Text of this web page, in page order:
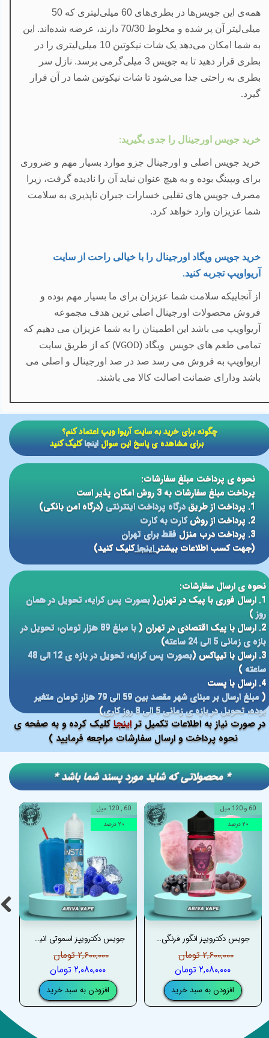
همه‌ی این جویس‌ها در بطری‌های 60 میلی‌لیتری که 50
میلی‌لیتر آن پر شده‌ و مخلوط 70/30 دارند، عرضه شده‌اند. این
به شما امکان می‌دهد یک شات نیکوتین 10 میلی‌‌لیتری را در
بطری قرار دهید تا به جویس 3 میلی‌گرمی برسد. نازل سر
بطری به راحتی جدا می‌شود تا شات نیکوتین شما در آن قرار
گیرد.
خرید جویس اورجینال را جدی بگیرید:
خرید جویس اصلی و اورجینال جزو موارد بسیار مهم و ضروری
برای ویپینگ بوده و به هیچ عنوان نباید آن را نادیده گرفت، زیرا
مصرف جویس های تقلبی خسارات جبران ناپذیری به سلامت
شما عزیزان وارد خواهد کرد.
خرید جویس ویگاد اورجینال را با خیالی راحت از سایت
آریواویپ تجربه کنید.
از آنجاییکه سلامت شما عزیزان برای ما بسیار مهم بوده و
فروش محصولات اورجینال اصلی ترین هدف مجموعه
آریواویپ می باشد این اطمینان را به شما عزیزان می دهیم که
تمامی طعم های جویس ویگاد (VGOD) که از طریق سایت
اریواویپ به فروش می رسد صد در صد اورجینال و اصلی می
باشد ودارای ضمانت اصالت کالا می باشند.
صورت نیاز به اطلاعات تکمیل تراینجا کلیک کرده و به صفحه ی
نحوه پرداخت و ارسال سفارشات مراجعه فرمایید )
نحوه ی پرداخت مبلغ سفارشات:
پرداخت مبلغ سفارشات به 3 روش امکان پذیر است
1. پرداخت از طریق
درگاه پرداخت اینترنتی(درگاه امن بانکی)
2. پرداخت از روش
کارت به کارت
3. پرداخت درب منزل
فقط برای تهران
(جهت کسب اطلاعات بیشتر اینجاکلیک کنید)
نحوه ی ارسال سفارشات:
1. ارسال فوری با پیک در تهران(
بصورت پس کرایه، تحویل در همان
روز)
2. ارسال با پیک اقتصادی در تهران (
با مبلغ 89 هزار تومان، تحویل در
بازه ی زمانی 5 الی 24 ساعته
)
3. ارسال با تیپاکس (
بصورت پس کرایه، تحویل در بازه ی 12 الی 48
ساعته )
4. ارسال با پست
(
مبلغ ارسال بر مبنای شهر مقصد بین 59 الی 79 هزار تومان متغیر
بوده، تحویل در بازه ی زمانی 5 الی 8 روز کاری
)
​​چگونه برای خرید به سایت آریوا ویپ اعتماد کنم؟
برای مشاهده ی پاسخ این سوالاینجاکلیک کنید
جویس دکترویپز اسموتی انیشتین – DRVAPES EINSTEIN JUICE
۲,۶۰۰,۰۰۰ تومان
۲,۰۸۰,۰۰۰ تومان
افزودن به سبد خرید
60 , 120 میل
۲۰ درصد
جویس دکترویپز انگور فرنگی پاستیل – DRVAPES PINK PANTHER EXTRA JUICE
۲,۶۰۰,۰۰۰ تومان
۲,۰۸۰,۰۰۰ تومان
افزودن به سبد خرید
60 و 120 میل
۲۰ درصد
​​* محصولاتی که شاید مورد پسند شما باشد *